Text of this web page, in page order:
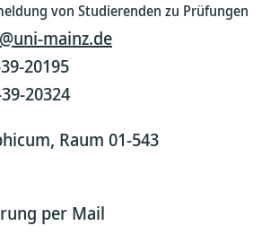
von Studierenden zu Prüfungen
mainz.de
20195
20324
Raum 01-543
per Mail